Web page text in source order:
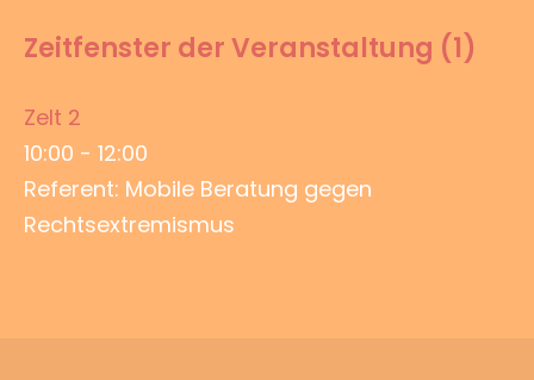
Zeitfenster der Veranstaltung (1)
Zelt 2
10:00 - 12:00
Referent: Mobile Beratung gegen
Rechtsextremismus